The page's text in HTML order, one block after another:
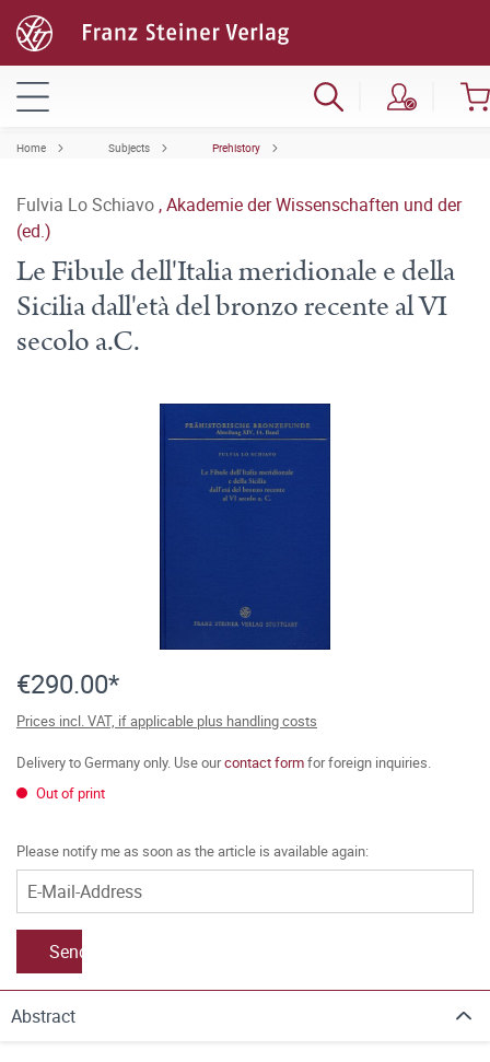
Home Subjects Prehistory
Fulvia Lo Schiavo ,Akademie der Wissenschaften und der
(ed.)
Le Fibule dell'Italia meridionale e della
Sicilia dall'età del bronzo recente al VI
secolo a.C.
€290.00*
Prices incl. VAT, if applicable plus handling costs
Delivery to Germany only. Use ourcontact formfor foreign inquiries.
Out of print
Please notify me as soon as the article is available again:
Send
Abstract